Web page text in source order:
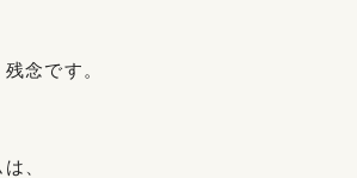
念です。
、